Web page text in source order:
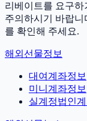
리베이트를 요구하
주의하시기 바랍니
를 확인해 주세요.
해외선물정보
대여계좌정보
미니계좌정보
실계정법인